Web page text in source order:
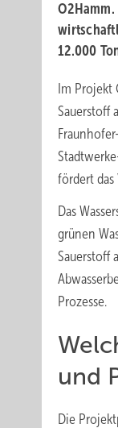
12.000
Im
Sauerstoff
fördert
Das
grünen
Sauerstoff
Prozesse.
und
Die